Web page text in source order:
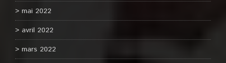
mai 2022
avril 2022
mars 2022